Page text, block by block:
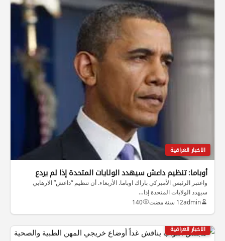
الاخبار العراقية
أوباما: تنظيم داعش سيهدد الولايات المتحدة إذا لم يردع
واعتبر الرئيس الأميركي باراك اوباما. الأربعاء. أن تنظيم “داعش” الارهابي
سيهدد الولايات المتحدة إذا…
admin12 سنة مضت 140
الاخبار العراقية